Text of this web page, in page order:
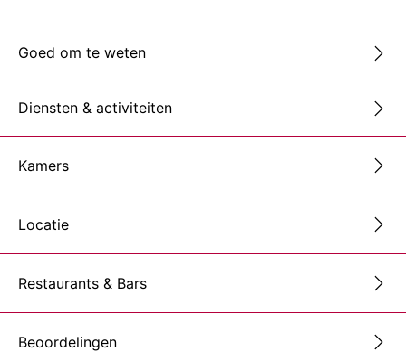
Goed om te weten
Diensten & activiteiten
Kamers
Locatie
Restaurants & Bars
Beoordelingen